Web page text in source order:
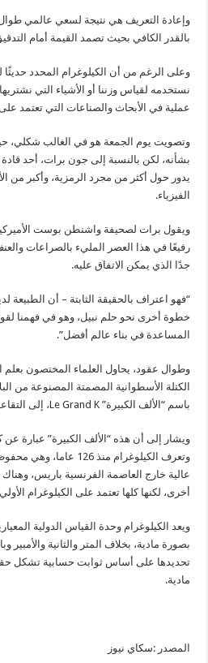
وإعادة التعريف هي نتيجة لسعي عالمي
بالقدر الكافي بحيث تصمد القيمة أمام
وعلى الرغم من أن الكيلوغرام المحدد
نستخدمه لقياس وزننا أو الأشياء التي
عملية في الأبحاث والصناعات التي تعتمد
وتصويت يوم الجمعة هو في الغالب شكلي،
بشأنه، لكن بالنسبة إلى جون برات، أحد
يدور حول أكثر من مجرد الرمزية، وأكبر من
الفيزياء.
ويقول برات لصحيفة واشنطن بوست
رفيعًا في هذا العصر المليء بالصراعات
جدًا الذي يمكن الاتفاق عليه.
“فهو اعتراف بالحقيقة الثابتة – أن الطبيعة
خطوة أخرى نحو حلم نبيل، وهو في فهمنا
المساعدة في بناء عالم أفضل”.
وطوال عقود، يحاول العلماء المختصون بعلم
الكتلة الأسطوانية المصمتة المصنوعة من
باسم “الألف الكبيرة” Le Grand K، إلى التقاعد.
ويشار إلى أن هذه “الألف الكبيرة” عبارة
وتعرف الكيلوغرام منذ
عالية خارج العاصمة الفرنسية باريس،
أخرى، لكنها كلها تعتمد على الكيلوغرام
ويعد الكيلوغرام وحدة القياس الدولية
بصورة مادية، بخلاف المتر والثانية
تحديدها على أساس ثوابت حسابية تشكل
مادية.
المصدر :سكاي نيوز